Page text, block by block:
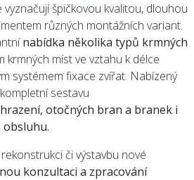
vyznačují špičkovou kvalitou, dlouhou
různých montážních variant.
nabídka několika typů krmných
krmných míst ve vztahu k délce
systémem fixace zvířat. Nabízený
sestavu
otočných bran a branek i
či výstavbu nové
konzultaci a zpracování